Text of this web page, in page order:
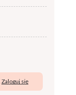
Zaloguj się